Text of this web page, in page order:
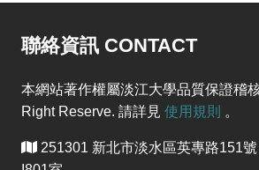
聯絡資訊 CONTACT
本網站著作權屬淡江大學品質保證稽
Right Reserve. 請詳見 使用規則 。
251301 新北市淡水區英專路151